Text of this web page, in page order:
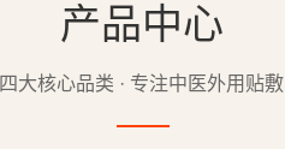
产品中心
四大核心品类 · 专注中医外用贴敷